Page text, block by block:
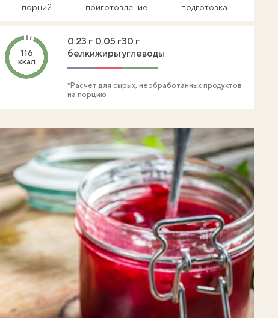
порций приготовление подготовка
116
ккал
0.23 г
белки
0.05 г
жиры
30 г
углеводы
*Расчет для сырых, необработанных продуктов
на порцию